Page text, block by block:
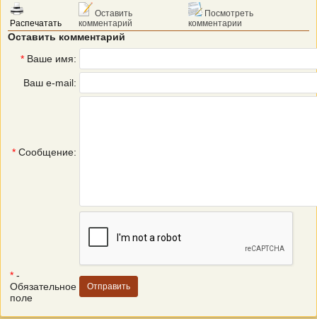
Распечатать
Оставить
комментарий
Посмотреть
комментарии
Оставить комментарий
* Ваше имя:
Ваш e-mail:
* Сообщение:
* -
Обязательное
поле